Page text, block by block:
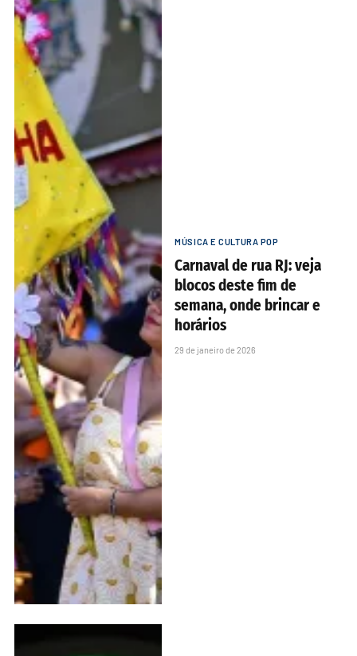
MÚSICA E CULTURA POP
Carnaval de rua RJ: veja
blocos deste fim de
semana, onde brincar e
horários
29 de janeiro de 2026